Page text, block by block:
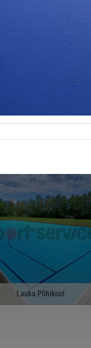
ranna korvpalliväljakud
Lauka Põhikool